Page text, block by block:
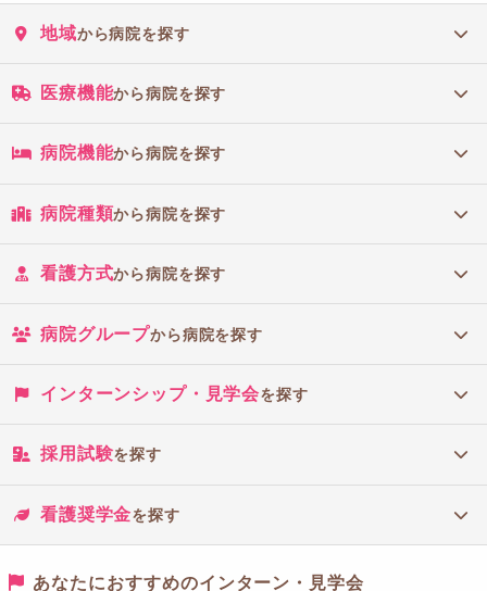
地域から病院を探す
医療機能から病院を探す
病院機能から病院を探す
病院種類から病院を探す
看護方式から病院を探す
病院グループから病院を探す
インターンシップ・見学会を探す
採用試験を探す
看護奨学金を探す
あなたにおすすめのインターン・見学会